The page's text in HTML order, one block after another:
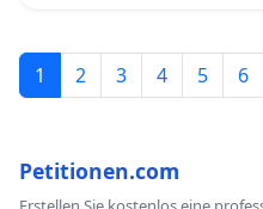
1 2 3 4 5 6
Petitionen.com